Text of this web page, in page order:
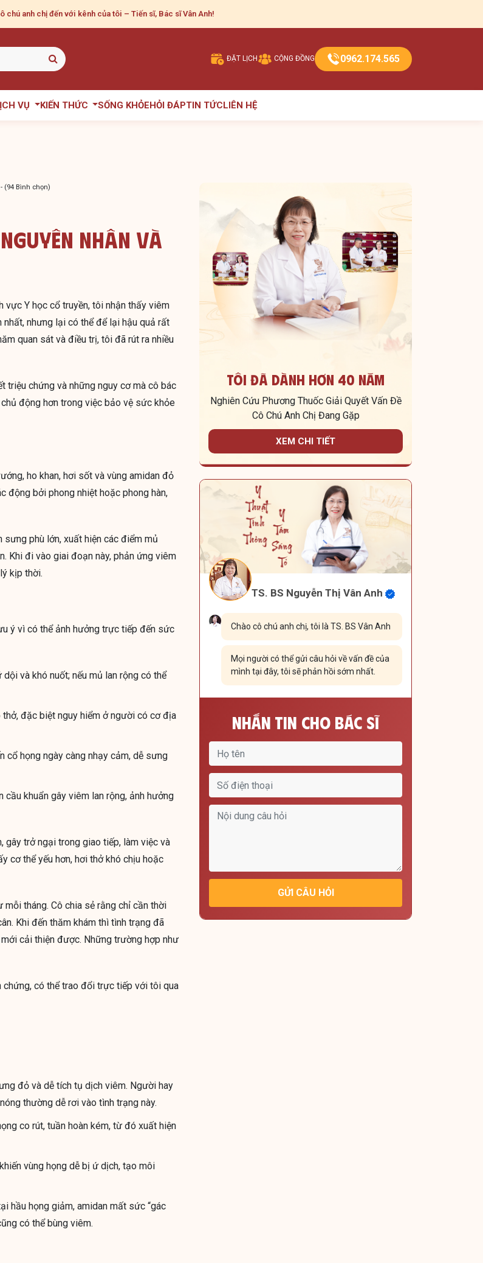
chú anh chịđến với kênh của tôi – Tiến sĩ, Bác sĩ Vân Anh!
ĐẶT LỊCH CỘNG ĐỒNG 0962.174.565
VỤ KIẾN THỨC SỐNG KHỎEHỎI ĐÁPTIN TỨCLIÊN HỆ
(94 Bình chọn)
Nhân Và
vực Y học cổ truyền, tôi nhận thấy viêm
nhất, nhưng lại có thể để lại hậu quả rất
quan sát và điều trị, tôi đã rút ra nhiều
triệu chứng và những nguy cơ mà cô bác
động hơn trong việc bảo vệ sức khỏe
ho khan, hơi sốt và vùng amidan đỏ
động bởi phong nhiệt hoặc phong hàn,
sưng phù lớn, xuất hiện các điểm mủ
Khi đi vào giai đoạn này, phản ứng viêm
kịp thời.
ý vì có thể ảnh hưởng trực tiếp đến sức
và khó nuốt; nếu mủ lan rộng có thể
thở, đặc biệt nguy hiểm ở người có cơ địa
cổ họng ngày càng nhạy cảm, dễ sưng
cầu khuẩn gây viêm lan rộng, ảnh hưởng
gây trở ngại trong giao tiếp, làm việc và
cơ thể yếu hơn, hơi thở khó chịu hoặc
tháng. Cô chia sẻ rằng chỉ cần thời
Khi đến thăm khám thì tình trạng đã
cải thiện được. Những trường hợp như
có thể trao đổi trực tiếp với tôi qua
đỏ và dễ tích tụ dịch viêm. Người hay
thường dễ rơi vào tình trạng này.
co rút, tuần hoàn kém, từ đó xuất hiện
vùng họng dễ bị ứ dịch, tạo môi
hầu họng giảm, amidan mất sức “gác
có thể bùng viêm.
Tôi Đã Dành Hơn 40 Năm
Nghiên Cứu Phương Thuốc Giải Quyết Vấn Đề
Cô Chú Anh Chị Đang Gặp
XEM CHI TIẾT
TS. BS Nguyễn Thị Vân Anh
Chào cô chú anh chị, tôi là TS. BS Vân Anh
Mọi người có thể gửi câu hỏi về vấn đề của
mình tại đây, tôi sẽ phản hồi sớm nhất.
Nhắn Tin Cho Bác Sĩ
GỬI CÂU HỎI